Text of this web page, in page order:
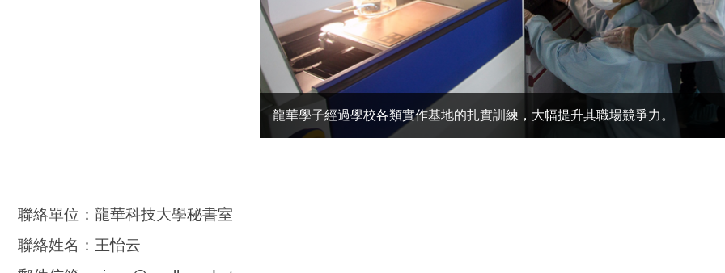
龍華學子經過學校各類實作基地的扎實訓練，大幅提升其職場競爭力。
聯絡單位：龍華科技大學秘書室
聯絡姓名：王怡云